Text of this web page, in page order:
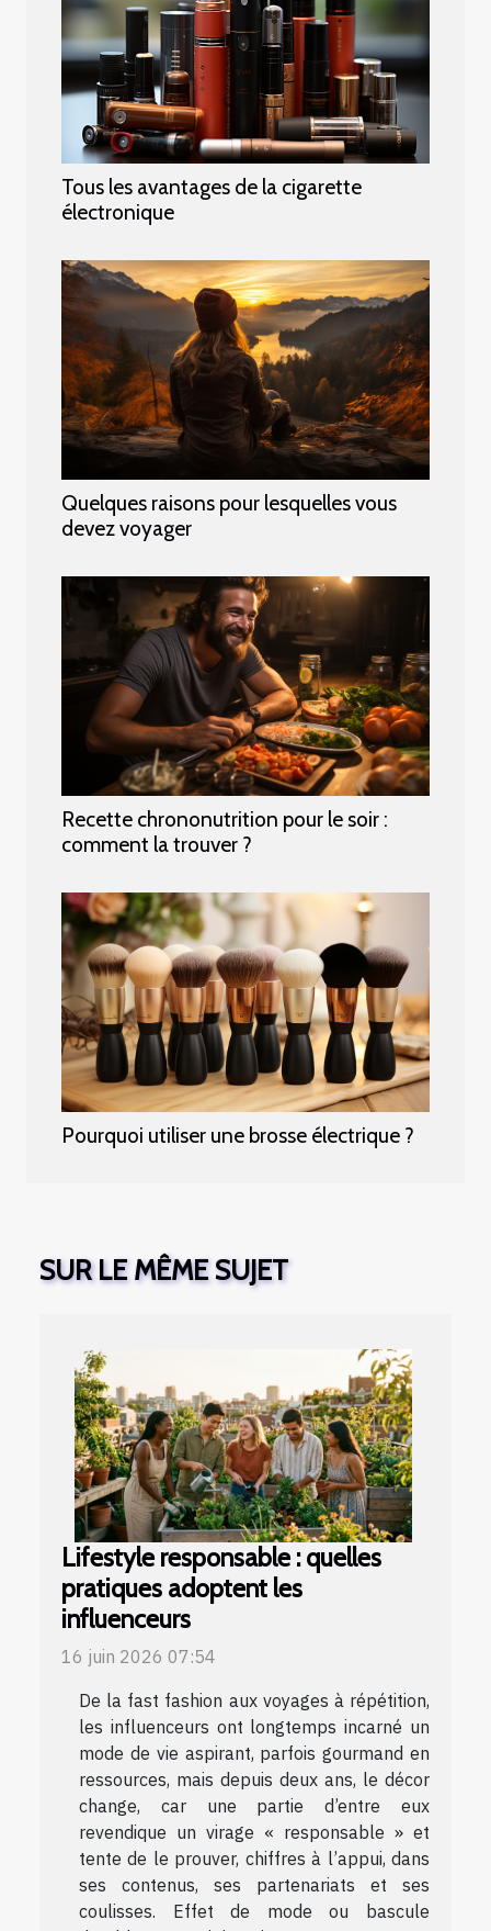
Tous les avantages de la cigarette
électronique
Quelques raisons pour lesquelles vous
devez voyager
Recette chrononutrition pour le soir :
comment la trouver ?
Pourquoi utiliser une brosse électrique ?
SUR LE MÊME SUJET
Lifestyle responsable : quelles
pratiques adoptent les
influenceurs
16 juin 2026 07:54
De la fast fashion aux voyages à répétition,
les influenceurs ont longtemps incarné un
mode de vie aspirant, parfois gourmand en
ressources, mais depuis deux ans, le décor
change, car une partie d’entre eux
revendique un virage « responsable » et
tente de le prouver, chiffres à l’appui, dans
ses contenus, ses partenariats et ses
coulisses. Effet de mode ou bascule